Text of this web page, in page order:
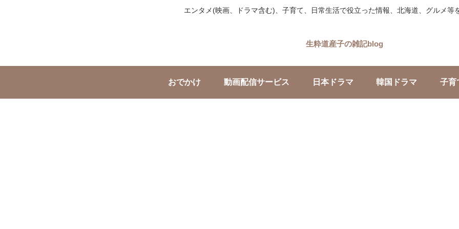
エンタメ(映画、ドラマ含む)、子育て、日常生活で役立った情報、北海道、グルメ等
生粋道産子の雑記blog
おでかけ 動画配信サービス 日本ドラマ 韓国ドラマ 子育